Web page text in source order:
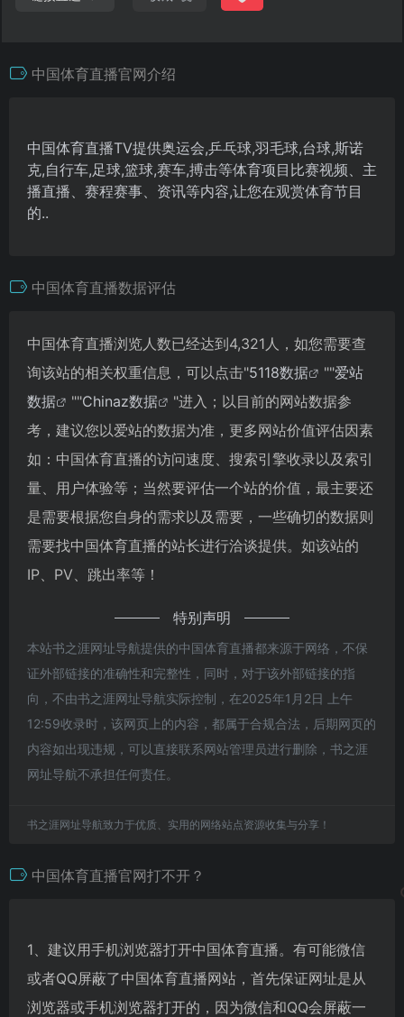
中国体育直播官网介绍
中国体育直播TV提供奥运会,乒乓球,羽毛球,台球,斯诺
克,自行车,足球,篮球,赛车,搏击等体育项目比赛视频、主
播直播、赛程赛事、资讯等内容,让您在观赏体育节目
的..
中国体育直播数据评估
中国体育直播浏览人数已经达到4,321人，如您需要查
询该站的相关权重信息，可以点击"5118数据 ""爱站
数据
""Chinaz数据
"进入；以目前的网站数据参
考，建议您以爱站的数据为准，更多网站价值评估因素
如：中国体育直播的访问速度、搜索引擎收录以及索引
量、用户体验等；当然要评估一个站的价值，最主要还
是需要根据您自身的需求以及需要，一些确切的数据则
需要找中国体育直播的站长进行洽谈提供。如该站的
IP、PV、跳出率等！
特别声明
本站书之涯网址导航提供的中国体育直播都来源于网络，不保
证外部链接的准确性和完整性，同时，对于该外部链接的指
向，不由书之涯网址导航实际控制，在2025年1月2日 上午
12:59收录时，该网页上的内容，都属于合规合法，后期网页的
内容如出现违规，可以直接联系网站管理员进行删除，书之涯
网址导航不承担任何责任。
书之涯网址导航致力于优质、实用的网络站点资源收集与分享！
中国体育直播官网打不开？
1、建议用手机浏览器打开中国体育直播。有可能微信
或者QQ屏蔽了中国体育直播网站，首先保证网址是从
浏览器或手机浏览器打开的，因为微信和QQ会屏蔽一